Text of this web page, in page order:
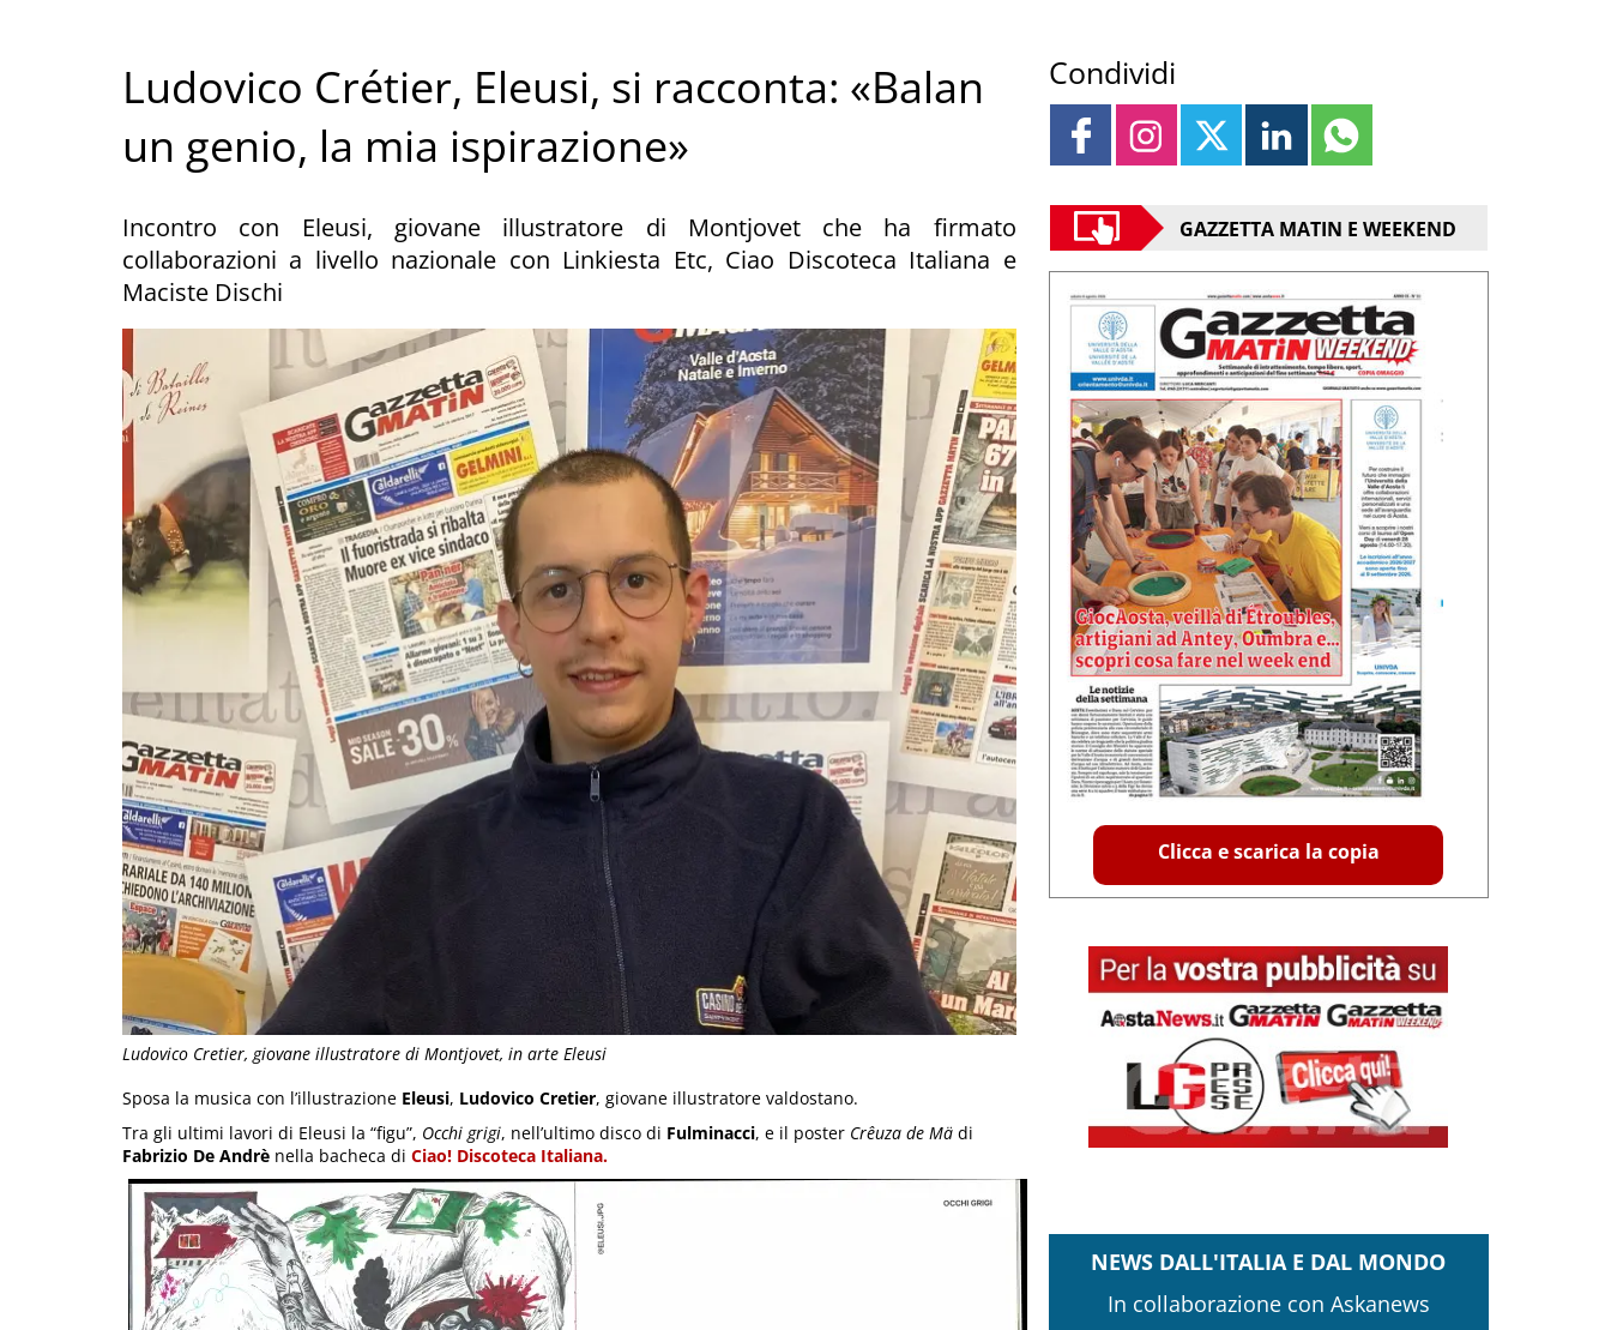
Ludovico Cretier, giovane illustratore di Montjovet, in arte Eleusi
Ludovico Crétier, Eleusi, si racconta: «Balan
un genio, la mia ispirazione»
Incontro con Eleusi, giovane illustratore di Montjovet che ha firmato
collaborazioni a livello nazionale con Linkiesta Etc, Ciao Discoteca Italiana e
Maciste Dischi
Sposa la musica con l’illustrazione Eleusi, Ludovico Cretier, giovane illustratore valdostano.
Tra gli ultimi lavori di Eleusi la “figu”, Occhi grigi, nell’ultimo disco di Fulminacci, e il poster Crêuza de Mä di
Fabrizio De Andrè nella bacheca di Ciao! Discoteca Italiana.
Condividi
GAZZETTA MATIN E WEEKEND
Clicca e scarica la copia
NEWS DALL'ITALIA E DAL MONDO
In collaborazione con Askanews